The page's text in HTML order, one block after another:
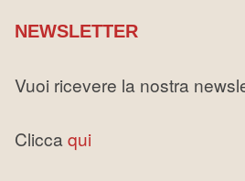
NEWSLETTER
Vuoi ricevere la nostra
Clicca qui